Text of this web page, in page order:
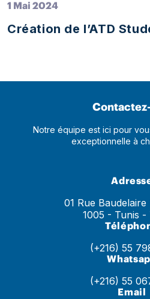
1 Mai 2024
Création de l’ATD
Notre équipe est ici pour
exceptionnelle à
01 Rue Baudelaire
1005 - Tunis -
(+216) 55
(+216) 55
Email